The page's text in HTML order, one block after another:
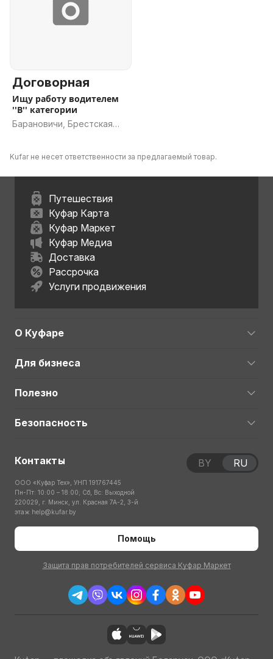
Договорная
Ищу работу водителем
''В'' категории
Барановичи, Брестская
Kufar не несет ответственности за предлагаемый товар.
Путешествия
Куфар Карта
Куфар Маркет
Куфар Медиа
Доставка
Рассрочка
Услуги продвижения
О Куфаре
Для бизнеса
Полезно
Безопасность
Контакты
ООО «Куфар Тех», УНП 191767445
Пн-Пт: 10:00 – 18:00; Сб, Вс: Выходной
220029, г. Минск, ул. Красная 7А-2, 3-й
этаж help@kufar.by
Помощь
Защита прав потребителей сервиса Куфар Маркет
BY RU